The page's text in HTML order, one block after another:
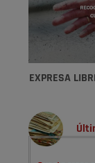
EXPRESA